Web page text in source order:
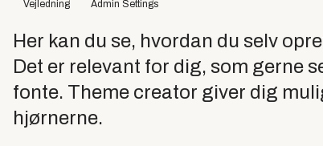
Vejledning Admin Settings
Her kan du se, hvordan du selv
Det er relevant for dig, som gerne
fonte. Theme creator giver dig
hjørnerne.